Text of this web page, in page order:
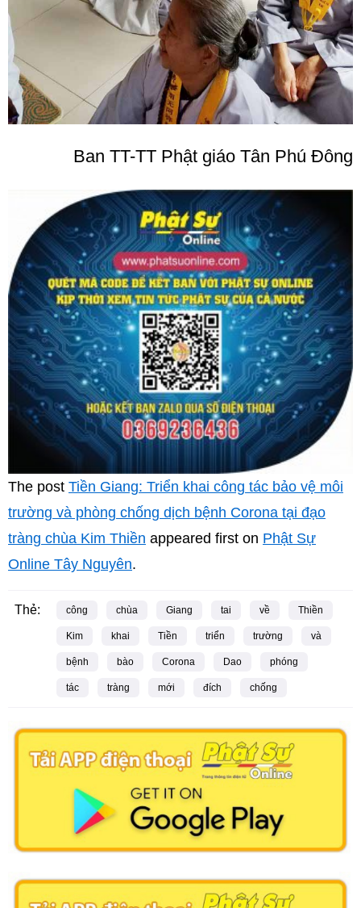
Ban TT-TT Phật giáo Tân Phú Đông
The post Tiền Giang: Triển khai công tác bảo vệ môi
trường và phòng chống dịch bệnh Corona tại đạo
tràng chùa Kim Thiền appeared first on Phật Sự
Online Tây Nguyên.
Thẻ: công chùa Giang tai về Thiền
Kim khai Tiền triển trường và
bệnh bào Corona Dao phóng
tác tràng mới đích chống